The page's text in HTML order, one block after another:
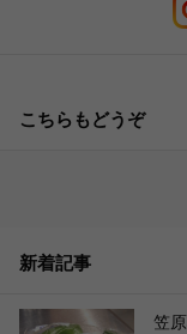
こちらもどうぞ
新着記事
笠